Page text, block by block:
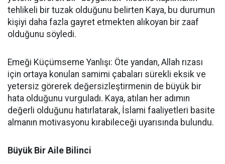
tehlikeli bir tuzak olduğunu belirten Kaya, bu durumun
kişiyi daha fazla gayret etmekten alıkoyan bir zaaf
olduğunu söyledi.
Emeği Küçümseme Yanlışı: Öte yandan, Allah rızası
için ortaya konulan samimi çabaları sürekli eksik ve
yetersiz görerek değersizleştirmenin de büyük bir
hata olduğunu vurguladı. Kaya, atılan her adımın
değerli olduğunu hatırlatarak, İslami faaliyetleri basite
almanın motivasyonu kırabileceği uyarısında bulundu.
Büyük Bir Aile Bilinci